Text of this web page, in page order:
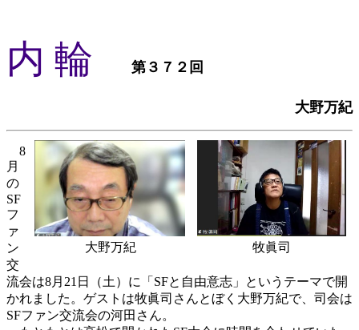
内 輪 第３７２回
大野万紀
大野万紀 牧眞司
8
月
の
SF
フ
ァ
ン
交
流会は8月21日（土）に「SFと自由意志」というテーマで開
かれました。ゲストは牧眞司さんとぼく大野万紀で、司会は
SFファン交流会の河田さん。